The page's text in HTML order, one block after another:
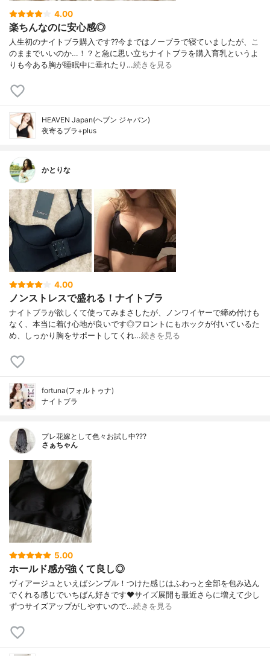
4.00
楽ちんなのに安心感◎
人生初のナイトブラ購入です??今まではノーブラで寝ていましたが、こ
のままでいいのか…！？と急に思い立ちナイトブラを購入育乳というよ
りも今ある胸が睡眠中に垂れたり…続きを見る
HEAVEN Japan(ヘブン ジャパン)
夜寄るブラ+plus
かとりな
4.00
ノンストレスで盛れる！ナイトブラ
ナイトブラが欲しくて使ってみまさしたが、ノンワイヤーで締め付けも
なく、本当に着け心地が良いです◎フロントにもホックが付いているた
め、しっかり胸をサポートしてくれ…続きを見る
fortuna(フォルトゥナ)
ナイトブラ
プレ花嫁として色々お試し中???
さぁちゃん
5.00
ホールド感が強くて良し◎
ヴィアージュといえばシンプル！つけた感じはふわっと全部を包み込ん
でくれる感じでいちばん好きです❤︎サイズ展開も最近さらに増えて少し
ずつサイズアップがしやすいので…続きを見る